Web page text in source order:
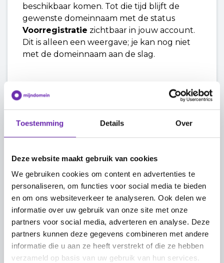
Toestemming Details Over
Deze website maakt gebruik van cookies
We gebruiken cookies om content en advertenties te
personaliseren, om functies voor social media te bieden
en om ons websiteverkeer te analyseren. Ook delen we
informatie over uw gebruik van onze site met onze
partners voor social media, adverteren en analyse. Deze
partners kunnen deze gegevens combineren met andere
informatie die u aan ze heeft verstrekt of die ze hebben
verzameld op basis van uw gebruik van hun services.
beschikbaar komen. Tot die tijd blijft de
gewenste domeinnaam met de status
Voorregistratie zichtbaar in jouw account.
Dit is alleen een weergave; je kan nog niet
met de domeinnaam aan de slag.
Naar het begin
Wij gaan voor je aan de slag om de
voorregistratie om te zetten in een echte
registratie. De werkwijze is als volgt:
Een aantal dagen voordat de extensie
vrijkomt, krijgen we te horen wanneer
dit gepland is.
We sturen je dan een e-mail met de